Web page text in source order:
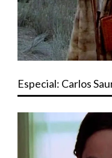
Especial: Carlos